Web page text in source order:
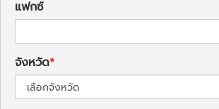
แฟกซ์
จังหวัด